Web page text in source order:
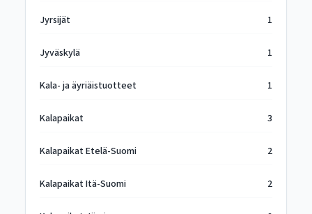
Jyrsijät 1
Jyväskylä 1
Kala- ja äyriäistuotteet 1
Kalapaikat 3
Kalapaikat Etelä-Suomi 2
Kalapaikat Itä-Suomi 2